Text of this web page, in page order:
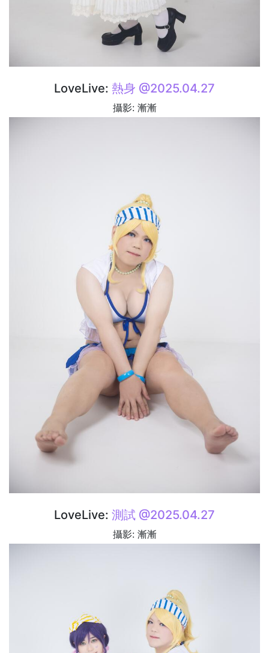
LoveLive: 熱身 @2025.04.27
攝影: 漸漸
LoveLive: 測試 @2025.04.27
攝影: 漸漸